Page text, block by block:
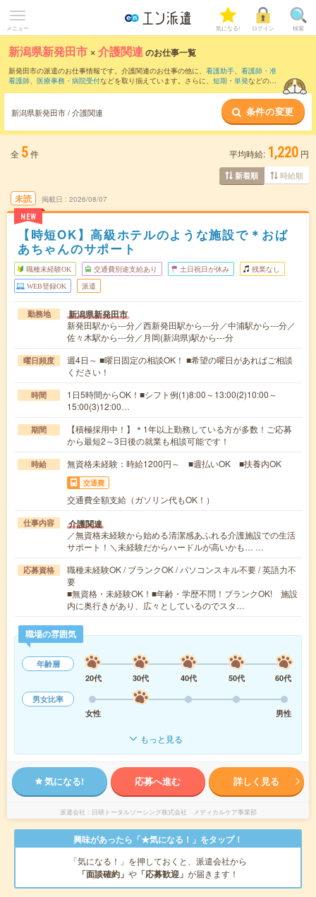
メニュー 気になる! ログイン 検索
新潟県新発田市 ×介護関連のお仕事一覧
新発田市の派遣のお仕事情報です。介護関連のお仕事の他に、 看護助手、 看護師・准
看護師、 医療事務・病院受付などを取り揃えています。さらに、 短期 ・ 単発などの期
新潟県新発田市 / 介護関連 条件の変更
全 5件 平均時給: 1,220 円
新着順 時給順
未読
NEW
掲載日 2026/08/07
【時短OK】高級ホテルのような施設で＊おば
あちゃんのサポート
職種未経験OK 交通費別途支給あり 土日祝日が休み 残業なし
WEB登録OK 派遣
勤務地 新潟県新発田市
新発田駅から---分／西新発田駅から---分／中浦駅から---分／
佐々木駅から---分／月岡(新潟県)駅から---分
曜日頻度
週4日～ ■曜日固定の相談OK！ ■希望の曜日があればご相談
ください！
時間
1日5時間からOK！■シフト例(1)8:00～13:00(2)10:00～
15:00(3)12:00…
期間
【積極採用中！】＊1年以上勤務している方が多数！ご応募
から最短2～3日後の就業も相談可能です！
時給 無資格未経験：時給1200円～ ■週払いOK ■扶養内OK
交通費
交通費全額支給（ガソリン代もOK！）
仕事内容 介護関連
／無資格未経験から始める清潔感あふれる介護施設での生活
サポート！＼未経験だからハードルが高いかも… …
応募資格
職種未経験OK / ブランクOK / パソコンスキル不要 / 英語力不
要
■無資格・未経験OK！■年齢・学歴不問！ブランクOK! 施設
内に奥行きがあり、広々としているのでスタ…
職場の雰囲気
年齢層
20代
30代 40代 50代
60代
男女比率
女性
男性
もっと見る
気になる! 応募へ進む 詳しく見る
派遣会社 日研トータルソーシング株式会社 メディカルケア事業部
興味があったら「★気になる！」をタップ！
「気になる！」を押しておくと、派遣会社から
「面談確約」 や 「応募歓迎」 が届きます！